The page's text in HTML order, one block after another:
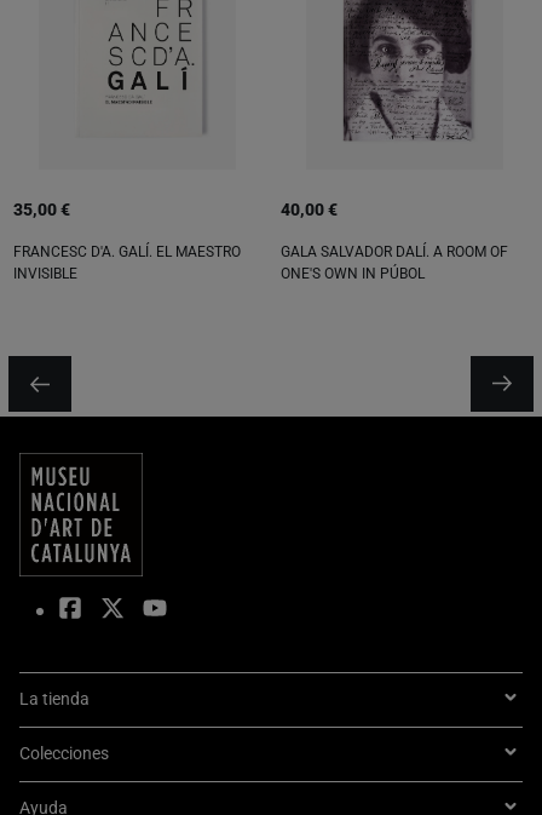
35,00 €
FRANCESC D'A. GALÍ. EL MAESTRO
INVISIBLE
40,00 €
GALA SALVADOR DALÍ. A ROOM OF
ONE'S OWN IN PÚBOL
La tienda
Colecciones
Ayuda